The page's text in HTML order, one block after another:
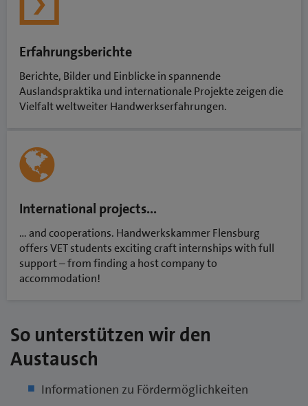
Erfahrungsberichte
Berichte, Bilder und Einblicke in spannende
Auslandspraktika und internationale Projekte zeigen die
Vielfalt weltweiter Handwerkserfahrungen.
International projects...
… and cooperations. Handwerkskammer Flensburg
offers VET students exciting craft internships with full
support – from finding a host company to
accommodation!
So unterstützen wir den
Austausch
Informationen zu Fördermöglichkeiten